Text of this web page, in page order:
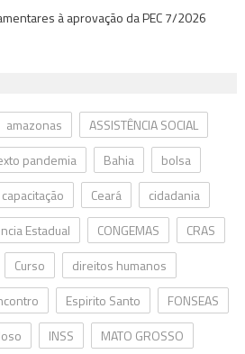
à aprovação da PEC 7/2026
amazonas
ASSISTÊNCIA SOCIAL
pandemia
Bahia
bolsa
capacitação Ceará
cidadania
Estadual CONGEMAS
CRAS
Curso
direitos humanos
Espirito Santo
FONSEAS
INSS
MATO GROSSO